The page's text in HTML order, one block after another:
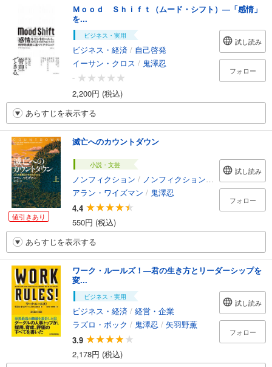
Ｍｏｏｄ Ｓｈｉｆｔ（ムード・シフト）―「感情」
を...
ビジネス・実用
ビジネス・経済 / 自己啓発
イーサン・クロス / 鬼澤忍
-
2,200円 (税込)
試し読み
フォロー
あらすじを表示する
値引きあり
滅亡へのカウントダウン
小説・文芸
ノンフィクション / ノンフィクション・ドキュメンタリー
アラン・ワイズマン / 鬼澤忍
4.4
550円 (税込)
試し読み
フォロー
あらすじを表示する
ワーク・ルールズ！―君の生き方とリーダーシップを
変...
ビジネス・実用
ビジネス・経済 / 経営・企業
ラズロ・ボック / 鬼澤忍 / 矢羽野薫
3.9
2,178円 (税込)
試し読み
フォロー